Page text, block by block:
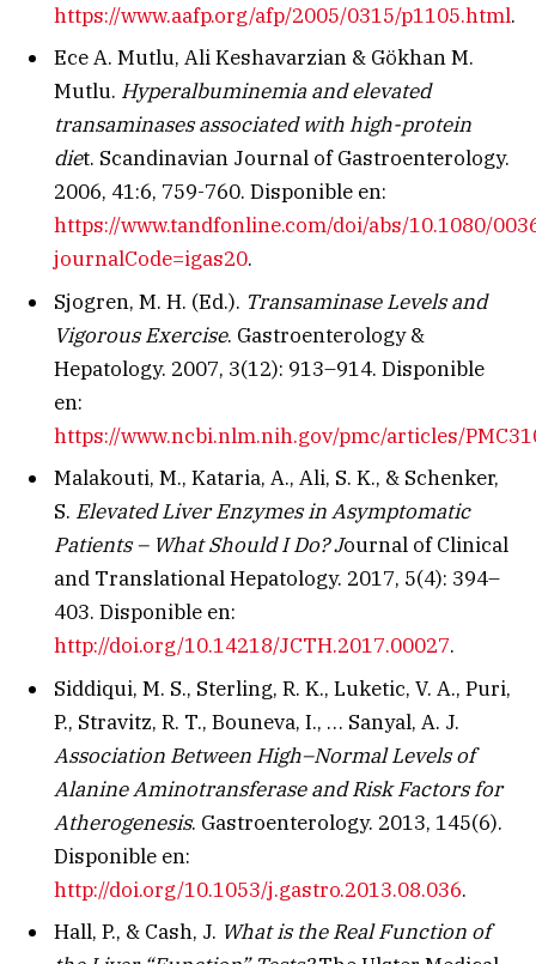
https://www.aafp.org/afp/2005/0315/p1105.html.
Ece A. Mutlu, Ali Keshavarzian & Gökhan M.
Mutlu. Hyperalbuminemia and elevated
transaminases associated with high-protein
diet. Scandinavian Journal of Gastroenterology.
2006, 41:6, 759-760. Disponible en:
https://www.tandfonline.com/doi/abs/10.1080/
journalCode=igas20.
Sjogren, M. H. (Ed.). Transaminase Levels and
Vigorous Exercise. Gastroenterology &
Hepatology. 2007, 3(12): 913–914. Disponible
en:
https://www.ncbi.nlm.nih.gov/pmc/articles/
Malakouti, M., Kataria, A., Ali, S. K., & Schenker,
S. Elevated Liver Enzymes in Asymptomatic
Patients – What Should I Do?Journal of Clinical
and Translational Hepatology. 2017, 5(4): 394–
403. Disponible en:
http://doi.org/10.14218/JCTH.2017.00027.
Siddiqui, M. S., Sterling, R. K., Luketic, V. A., Puri,
P., Stravitz, R. T., Bouneva, I., … Sanyal, A. J.
Association Between High–Normal Levels of
Alanine Aminotransferase and Risk Factors for
Atherogenesis. Gastroenterology. 2013, 145(6).
Disponible en:
http://doi.org/10.1053/j.gastro.2013.08.036.
Hall, P., & Cash, J. What is the Real Function of